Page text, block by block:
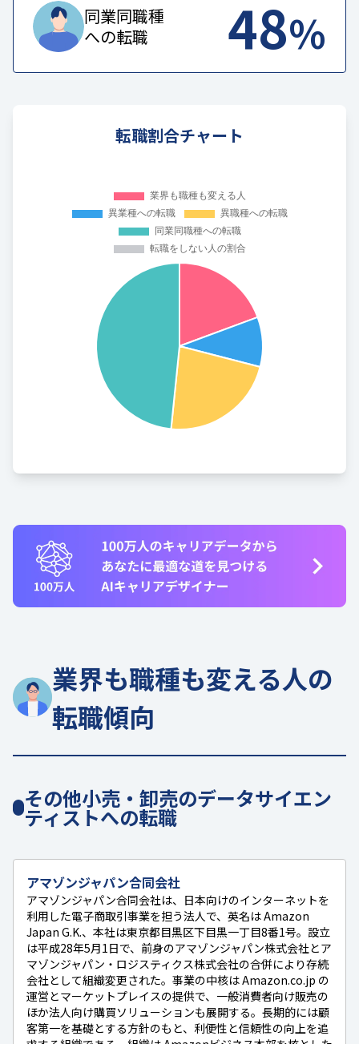
同業同職種
への転職
48%
転職割合チャート
業界も職種も変える人の
転職傾向
その他小売・卸売のデータサイエン
ティストへの転職
アマゾンジャパン合同会社
アマゾンジャパン合同会社は、日本向けのインターネットを
利用した電子商取引事業を担う法人で、英名は Amazon
Japan G.K.、本社は東京都目黒区下目黒一丁目8番1号。設立
は平成28年5月1日で、前身のアマゾンジャパン株式会社とア
マゾンジャパン・ロジスティクス株式会社の合併により存続
会社として組織変更された。事業の中核は Amazon.co.jp の
運営とマーケットプレイスの提供で、一般消費者向け販売の
ほか法人向け購買ソリューションも展開する。長期的には顧
客第一を基礎とする方針のもと、利便性と信頼性の向上を追